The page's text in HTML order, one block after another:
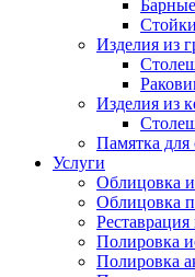
Изделия из
Изделия из
Памятка для
Услуги
Облицовка
Облицовка
Полировка
Полировка